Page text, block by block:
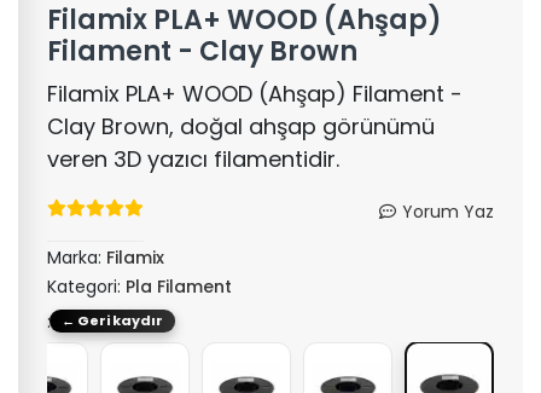
Filamix PLA+ WOOD (Ahşap)
Filament - Clay Brown
Filamix PLA+ WOOD (Ahşap) Filament -
Clay Brown, doğal ahşap görünümü
veren 3D yazıcı filamentidir.
Yorum Yaz
Marka: Filamix
Kategori: Pla Filament
: Clay Brown
← Geri kaydır